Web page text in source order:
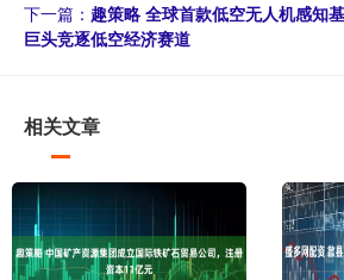
下一篇： 趣策略 全球首款低空无人机感知
巨头竞逐低空经济赛道
相关文章